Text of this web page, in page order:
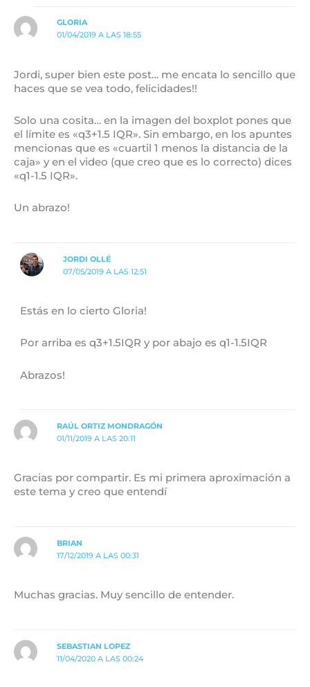
GLORIA
01/04/2019 A LAS 18:55
Jordi, super bien este post… me encata lo sencillo que
haces que se vea todo, felicidades!!
Solo una cosita… en la imagen del boxplot pones que
el límite es «q3+1.5 IQR». Sin embargo, en los apuntes
mencionas que es «cuartil 1 menos la distancia de la
caja» y en el video (que creo que es lo correcto) dices
«q1-1.5 IQR».
Un abrazo!
JORDI OLLÉ
07/05/2019 A LAS 12:51
Estás en lo cierto Gloria!
Por arriba es q3+1.5IQR y por abajo es q1-1.5IQR
Abrazos!
RAÚL ORTIZ MONDRAGÓN
01/11/2019 A LAS 20:11
Gracias por compartir. Es mi primera aproximación a
este tema y creo que entendí
BRIAN
17/12/2019 A LAS 00:31
Muchas gracias. Muy sencillo de entender.
SEBASTIAN LOPEZ
11/04/2020 A LAS 00:24